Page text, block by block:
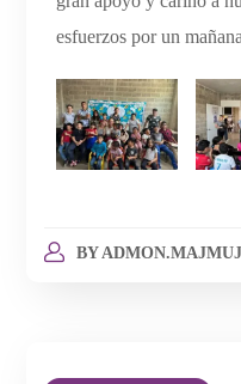
esfuerzos por un
BY